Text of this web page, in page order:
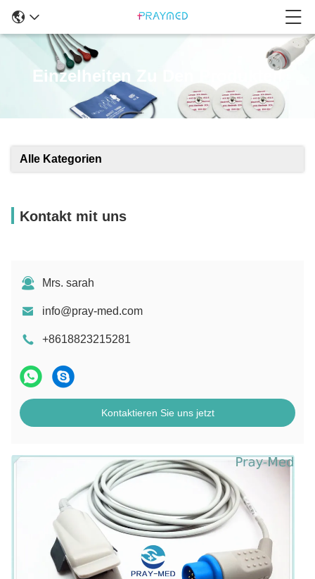
Einzelheiten Zu Den Produkten
Alle Kategorien
Kontakt mit uns
Mrs. sarah
info@pray-med.com
+8618823215281
Kontaktieren Sie uns jetzt